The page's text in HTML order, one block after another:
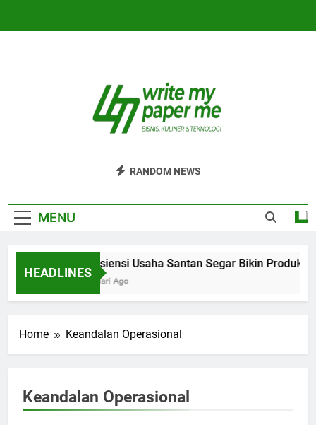
Bisnis, Kuliner, Teknologi
RANDOM NEWS
MENU
HEADLINES
Efisiensi Usaha Santan Segar Bikin Produksi
5 Hari Ago
Home Keandalan Operasional
Keandalan Operasional